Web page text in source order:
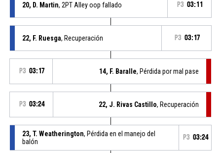
20, D. Martin, 2PT Alley oop fallado P3 03:11
22, F. Ruesga, Recuperación P3 03:17
P3 03:17 14, F. Baralle, Pérdida por mal pase
P3 03:24 22, J. Rivas Castillo, Recuperación
23, T. Weatherington, Pérdida en el manejo del
balón
P3 03:24